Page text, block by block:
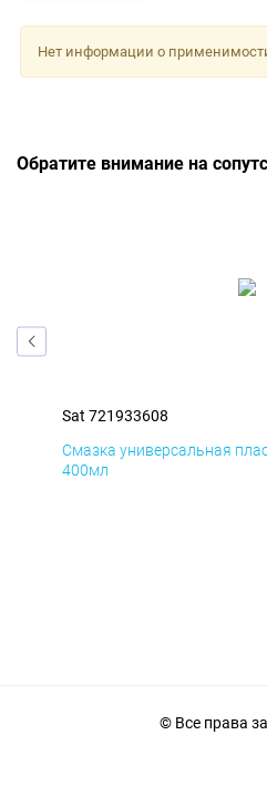
Нет информации о
Обратите внимание на
Sat 721933608
Смазка универсальная
400мл
© Все права